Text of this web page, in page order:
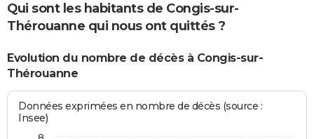
Qui sont les habitants de Congis-sur-
Thérouanne qui nous ont quittés ?
Evolution du nombre de décès à Congis-sur-
Thérouanne
Données exprimées en nombre de décès (source :
Insee)